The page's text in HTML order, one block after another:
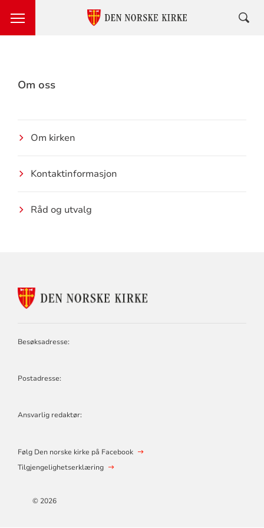
Om oss
Om kirken
Kontaktinformasjon
Råd og utvalg
KONTAKTINFORMASJON
FOR
Besøksadresse:
Postadresse:
Ansvarlig redaktør:
Følg Den norske kirke på Facebook
Tilgjengelighetserklæring
© 2026